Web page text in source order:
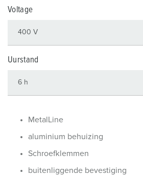
Voltage
Uurstand
MetalLine
aluminium behuizing
Schroefklemmen
buitenliggende bevestiging